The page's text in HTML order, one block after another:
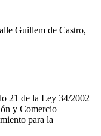
Guillem de Castro,
21 de la Ley 34/2002
y Comercio
para la